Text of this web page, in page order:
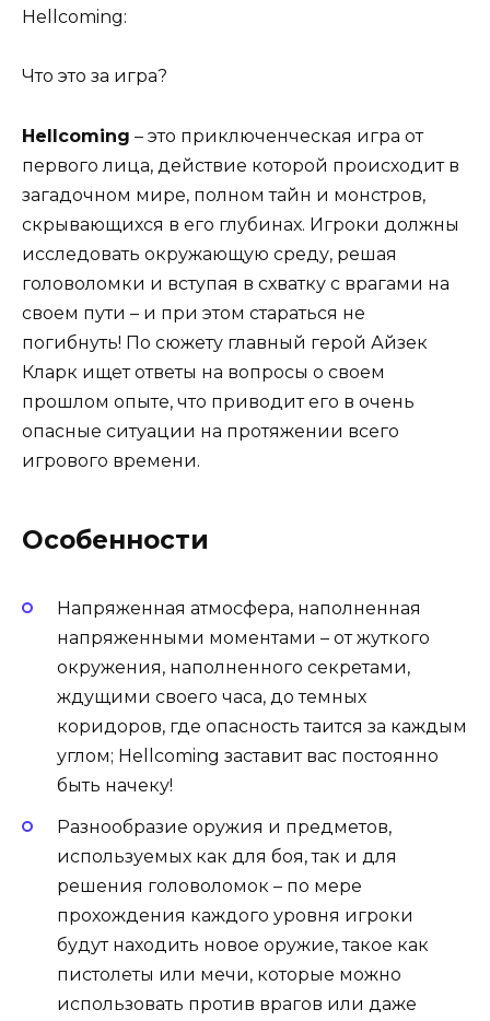
Hellcoming:
Что это за игра?
Hellcoming – это приключенческая игра от
первого лица, действие которой происходит в
загадочном мире, полном тайн и монстров,
скрывающихся в его глубинах. Игроки должны
исследовать окружающую среду, решая
головоломки и вступая в схватку с врагами на
своем пути – и при этом стараться не
погибнуть! По сюжету главный герой Айзек
Кларк ищет ответы на вопросы о своем
прошлом опыте, что приводит его в очень
опасные ситуации на протяжении всего
игрового времени.
Особенности
Напряженная атмосфера, наполненная
напряженными моментами – от жуткого
окружения, наполненного секретами,
ждущими своего часа, до темных
коридоров, где опасность таится за каждым
углом; Hellcoming заставит вас постоянно
быть начеку!
Разнообразие оружия и предметов,
используемых как для боя, так и для
решения головоломок – по мере
прохождения каждого уровня игроки
будут находить новое оружие, такое как
пистолеты или мечи, которые можно
использовать против врагов или даже